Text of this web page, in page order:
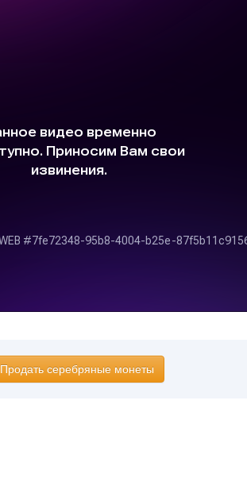
Продать серебряные монеты